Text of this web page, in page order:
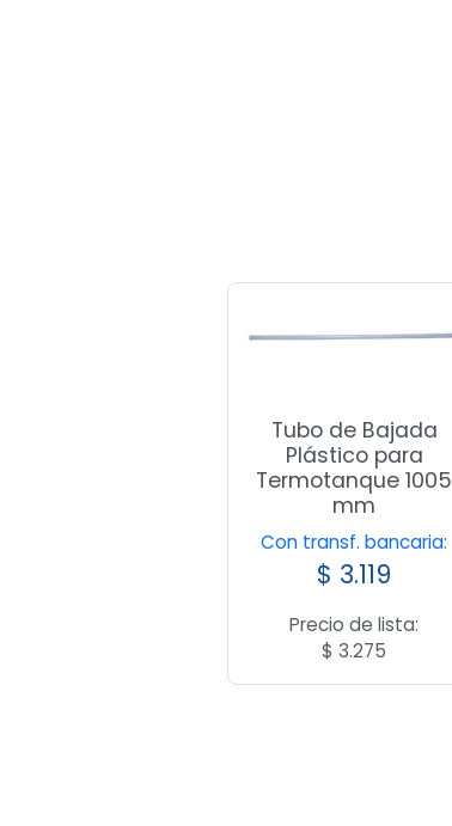
Tubo de Bajada
Plástico para
Termotanque 1005
mm
Con transf. bancaria:
$ 3.119
Precio de lista:
$ 3.275